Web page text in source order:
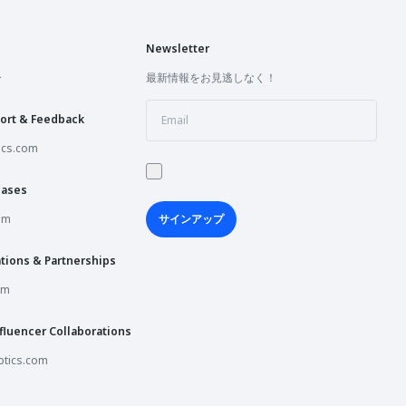
& Feedback
& Partnerships
Collaborations
Newsletter
最新情報をお見逃しなく！
サインアップ